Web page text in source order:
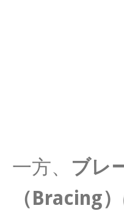
一方、 ブレ
（Bracing